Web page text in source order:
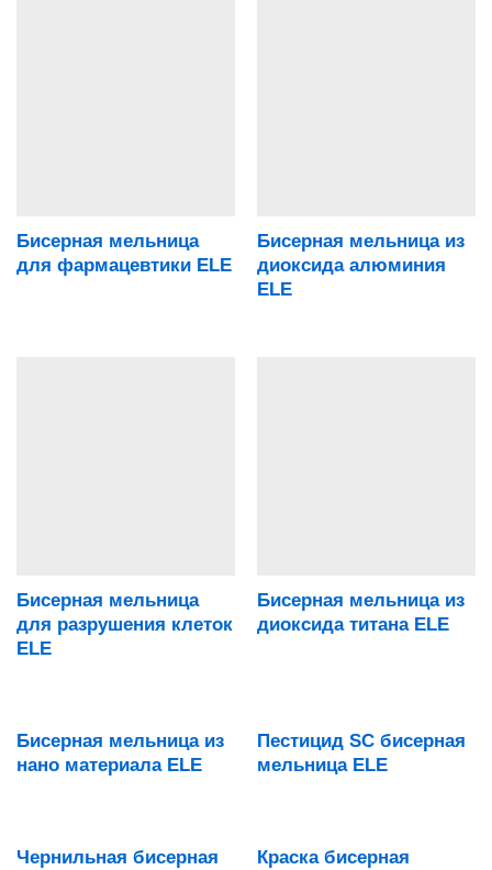
Бисерная мельница
для фармацевтики ELE
Бисерная мельница из
диоксида алюминия
ELE
Бисерная мельница
для разрушения клеток
ELE
Бисерная мельница из
диоксида титана ELE
Бисерная мельница из
нано материала ELE
Пестицид SC бисерная
мельница ELE
Чернильная бисерная
Краска бисерная